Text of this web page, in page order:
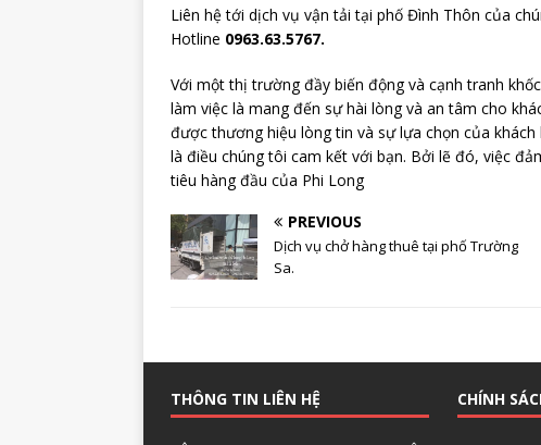
Liên hệ tới dịch vụ vận tải tại phố Đình Thôn của
Hotline 0963.63.5767.
Với một thị trường đầy biến động và cạnh tranh
làm việc là mang đến sự hài lòng và an tâm cho
được thương hiệu lòng tin và sự lựa chọn của
là điều chúng tôi cam kết với bạn. Bởi lẽ đó, việc
tiêu hàng đầu của Phi Long
PREVIOUS
Dịch vụ chở hàng thuê tại phố Trường
Sa.
THÔNG TIN LIÊN HỆ CHÍNH